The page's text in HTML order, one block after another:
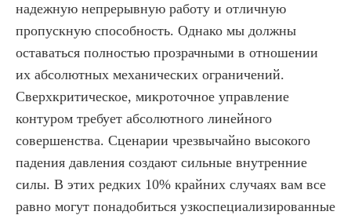
надежную непрерывную работу и отличную
пропускную способность. Однако мы должны
оставаться полностью прозрачными в отношении
их абсолютных механических ограничений.
Сверхкритическое, микроточное управление
контуром требует абсолютного линейного
совершенства. Сценарии чрезвычайно высокого
падения давления создают сильные внутренние
силы. В этих редких 10% крайних случаях вам все
равно могут понадобиться узкоспециализированные